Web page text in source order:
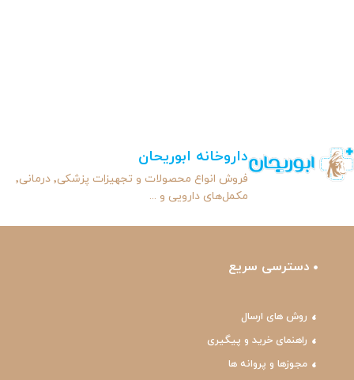
داروخانه ابوریحان
فروش انواع محصولات و تجهیزات پزشکی٬ درمانی٬
مکمل‌های دارویی و ...
دسترسی سریع
روش های ارسال
راهنمای خرید و پیگیری
مجوزها و پروانه ها